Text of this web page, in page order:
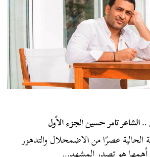
.. الشاعر تامر حسين الجزء الأول
الحالية عصرًا من الاضمحلال والتدهور